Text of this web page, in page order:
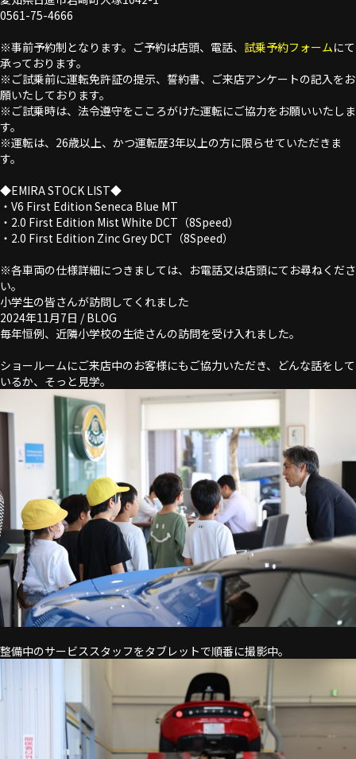
0561-75-4666
※事前予約制となります。ご予約は店頭、電話、 試乗予約フォームにて
承っております。
※ご試乗前に運転免許証の提示、誓約書、ご来店アンケートの記入をお
願いたしております。
※ご試乗時は、法令遵守をこころがけた運転にご協力をお願いいたしま
す。
※運転は、26歳以上、かつ運転歴3年以上の方に限らせていただきま
す。
◆EMIRA STOCK LIST◆
・V6 First Edition Seneca Blue MT
・2.0 First Edition Mist White DCT（8Speed）
・2.0 First Edition Zinc Grey DCT（8Speed）
※各車両の仕様詳細につきましては、お電話又は店頭にてお尋ねくださ
い。
小学生の皆さんが訪問してくれました
2024年11月7日 /BLOG
毎年恒例、近隣小学校の生徒さんの訪問を受け入れました。
ショールームにご来店中のお客様にもご協力いただき、どんな話をして
いるか、そっと見学。
整備中のサービススタッフをタブレットで順番に撮影中。